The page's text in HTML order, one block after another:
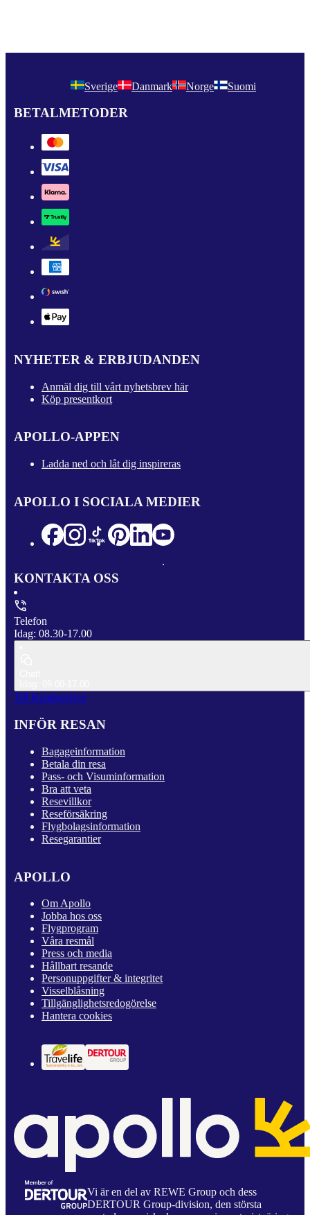
Sverige Danmark Norge Suomi
BETALMETODER
NYHETER & ERBJUDANDEN
Anmäl dig till vårt nyhetsbrev här
Köp presentkort
APOLLO-APPEN
Ladda ned och låt dig inspireras
APOLLO I SOCIALA MEDIER
KONTAKTA OSS
Telefon
Idag: 08.30-17.00
Till Kundservice
INFÖR RESAN
Bagageinformation
Betala din resa
Pass- och Visuminformation
Bra att veta
Resevillkor
Reseförsäkring
Flygbolagsinformation
Resegarantier
APOLLO
Om Apollo
Jobba hos oss
Flygprogram
Våra resmål
Press och media
Hållbart resande
Personuppgifter & integritet
Visselblåsning
Tillgänglighetsredogörelse
Hantera cookies
Vi är en del av REWE Group och dess
DERTOUR Group-division, den största